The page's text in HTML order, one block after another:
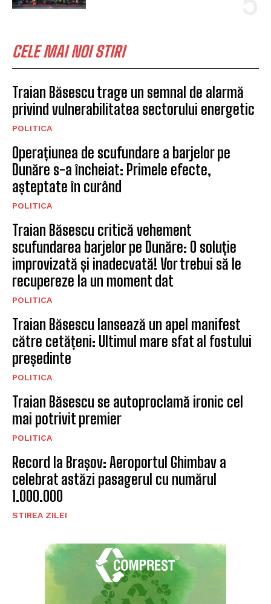
CELE MAI NOI STIRI
Traian Băsescu trage un semnal de alarmă
privind vulnerabilitatea sectorului energetic
POLITICA
Operațiunea de scufundare a barjelor pe
Dunăre s-a încheiat: Primele efecte,
așteptate în curând
POLITICA
Traian Băsescu critică vehement
scufundarea barjelor pe Dunăre: O soluție
improvizată și inadecvată! Vor trebui să le
recupereze la un moment dat
POLITICA
Traian Băsescu lansează un apel manifest
către cetățeni: Ultimul mare sfat al fostului
președinte
POLITICA
Traian Băsescu se autoproclamă ironic cel
mai potrivit premier
POLITICA
Record la Brașov: Aeroportul Ghimbav a
celebrat astăzi pasagerul cu numărul
1.000.000
STIREA ZILEI